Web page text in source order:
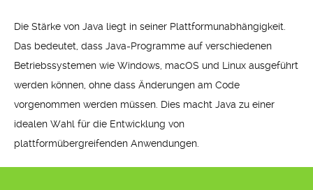
Die Stärke von Java liegt in seiner Plattformunabhängigkeit.
Das bedeutet, dass Java-Programme auf verschiedenen
Betriebssystemen wie Windows, macOS und Linux ausgeführt
werden können, ohne dass Änderungen am Code
vorgenommen werden müssen. Dies macht Java zu einer
idealen Wahl für die Entwicklung von
plattformübergreifenden Anwendungen.